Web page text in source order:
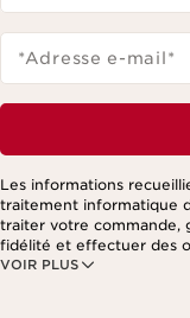
*Adresse e-mail*
VOIR PLUS
Les informations
traitement informatique
traiter votre commande,
fidélité et effectuer des
notamment pour vous